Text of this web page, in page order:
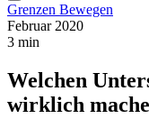
Grenzen Bewegen
Februar 2020
3 min
Welchen
wirklich